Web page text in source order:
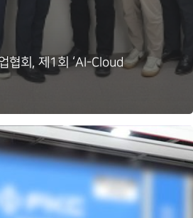
협회, 제1회 ‘AI-Cloud